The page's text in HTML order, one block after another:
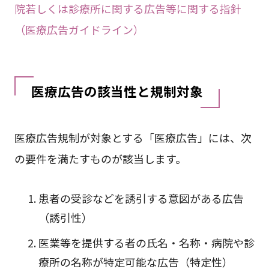
院若しくは診療所に関する広告等に関する指針
（医療広告ガイドライン）
医療広告の該当性と規制対象
医療広告規制が対象とする「医療広告」には、次
の要件を満たすものが該当します。
患者の受診などを誘引する意図がある広告
（誘引性）
医業等を提供する者の氏名・名称・病院や診
療所の名称が特定可能な広告（特定性）